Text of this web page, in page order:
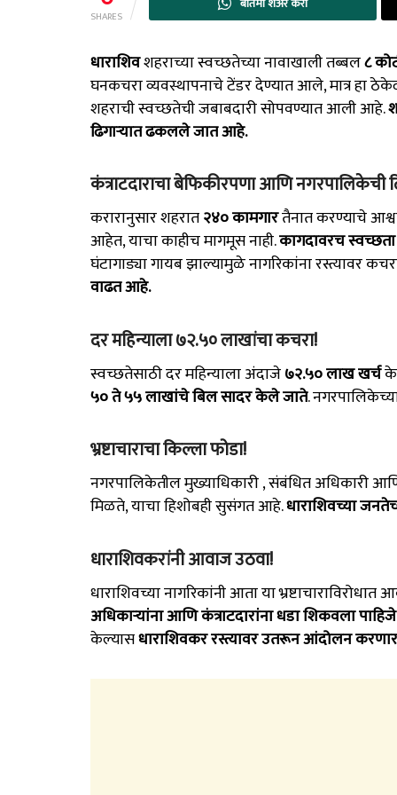
SHARES
धाराशिवशहराच्या स्वच्छतेच्या नावाखाली तब्बल८
घनकचरा व्यवस्थापनाचे टेंडर देण्यात आले, मात्र हा
शहराची स्वच्छतेची जबाबदारी सोपवण्यात आली आहे.
ढिगाऱ्यात ढकलले जात आहे.
कंत्राटदाराचा बेफिकीरपणा आणि नगरपालिकेची
करारानुसार शहरात२४० कामगारतैनात करण्याचे
आहेत, याचा काहीच मागमूस नाही.कागदावरच
घंटागाड्या गायब झाल्यामुळे नागरिकांना रस्त्यावर
वाढत आहे.
दर महिन्याला ७२.५० लाखांचा कचरा!
स्वच्छतेसाठी दर महिन्याला अंदाजे₹७२.५० लाख खर्च
₹५० ते ₹५५ लाखांचे बिल सादर केले जाते.
भ्रष्टाचाराचा किल्ला फोडा!
नगरपालिकेतील मुख्याधिकारी , संबंधित अधिकारी
मिळते, याचा हिशोबही सुसंगत आहे.धाराशिवच्या
धाराशिवकरांनी आवाज उठवा!
धाराशिवच्या नागरिकांनी आता या
अधिकाऱ्यांना आणि कंत्राटदारांना धडा शिकवला पाहिजे
केल्यासधाराशिवकर रस्त्यावर उतरून आंदोलन